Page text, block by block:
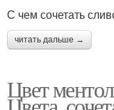
С чем сочетать
читать дальше →
Цвет